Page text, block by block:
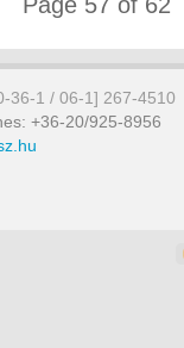
36-1 / 06-1] 267-4510
+36-20/925-8956